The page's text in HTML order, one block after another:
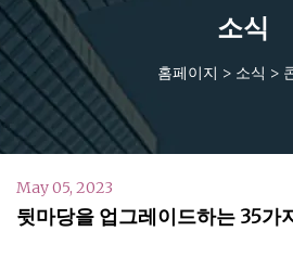
소식
홈페이지 > 소식 >
May 05, 2023
뒷마당을 업그레이드하는 35가